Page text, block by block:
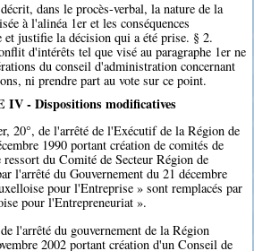
dans le procès-verbal, la nature de la
à l'alinéa 1er et les conséquences
justifie la décision qui a été prise. § 2.
d'intérêts tel que visé au paragraphe 1er ne
du conseil d'administration concernant
ni prendre part au vote sur ce point.
IV - Dispositions modificatives
20°, de l'arrêté de l'Exécutif de la Région de
1990 portant création de comités de
ressort du Comité de Secteur Région de
l'arrêté du Gouvernement du 21 décembre
pour l'Entreprise » sont remplacés par
pour l'Entrepreneuriat ».
l'arrêté du gouvernement de la Région
2002 portant création d'un Conseil de